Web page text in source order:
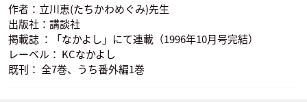
作者：立川恵(たちかわめぐみ)先生
出版社：講談社
掲載誌 ：「なかよし」にて連載（1996年10月号完結）
レーベル： KCなかよし
既刊： 全7巻、うち番外編1巻